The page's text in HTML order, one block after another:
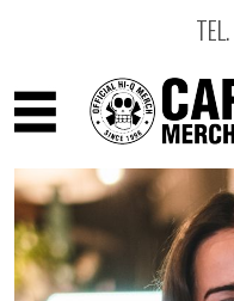
TEL.
ARTYŚCI
PRODUKTY
OUTLET